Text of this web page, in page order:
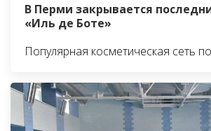
В Перми закрывается
«Иль де Боте»
Популярная косметическая сеть